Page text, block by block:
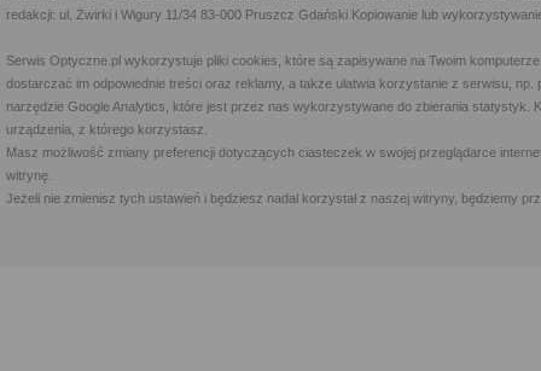
redakcji: ul. Żwirki i Wigury 11/34 83-000 Pruszcz Gdański Kopiowanie lub
Serwis Optyczne.pl wykorzystuje pliki cookies, które są zapisywane na Twoim
dostarczać im odpowiednie treści oraz reklamy, a także ułatwia korzystanie z serwisu,
narzędzie Google Analytics, które jest przez nas wykorzystywane do zbierania statystyk.
urządzenia, z którego korzystasz.
Masz możliwość zmiany preferencji dotyczących ciasteczek w swojej przeglądarce
witrynę.
Jeżeli nie zmienisz tych ustawień i będziesz nadal korzystał z naszej witryny, będziemy